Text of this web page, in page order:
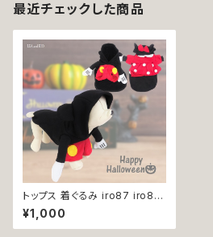
最近チェックした商品
トップス 着ぐるみ iro87 iro88
2足歩行 なりきり コスチューム
コスプレ キャラクター 衣装 仮
装 変身 ハロウィン ドッグウェア
¥1,000